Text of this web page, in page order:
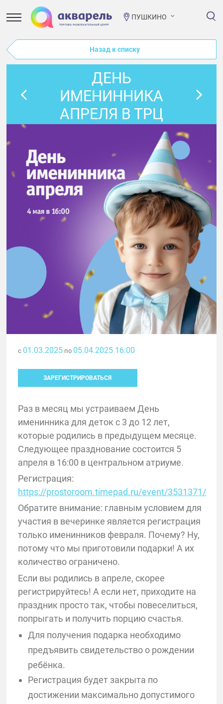
ПУШКИНО
Назад к списку
ДЕНЬ
ИМЕНИННИКА
АПРЕЛЯ В ТРЦ
с 01.03.2025 по 05.04.2025 16:00
ЗАРЕГИСТРИРОВАТЬСЯ
Раз в месяц мы устраиваем День
именинника для деток с 3 до 12 лет,
которые родились в предыдущем месяце.
Следующее празднование состоится 5
апреля в 16:00 в центральном атриуме.
Регистрация:
https://prostoroom.timepad.ru/event/3531371/
Обратите внимание: главным условием для
участия в вечеринке является регистрация
только именинников февраля. Почему? Ну,
потому что мы приготовили подарки! А их
количество ограничено.
Если вы родились в апреле, скорее
регистрируйтесь! А если нет, приходите на
праздник просто так, чтобы повеселиться,
попрыгать и получить порцию счастья.
Для получения подарка необходимо
предъявить свидетельство о рождении
ребёнка.
Регистрация будет закрыта по
достижении максимально допустимого